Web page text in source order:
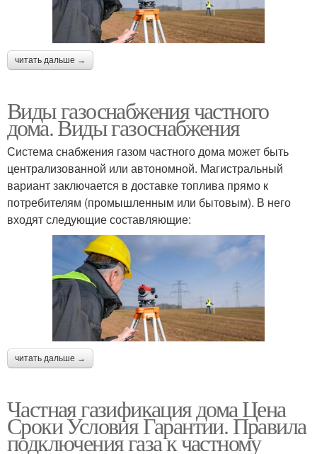
читать дальше →
Виды газоснабжения частного
дома. Виды газоснабжения
Система снабжения газом частного дома может быть
централизованной или автономной. Магистральный
вариант заключается в доставке топлива прямо к
потребителям (промышленным или бытовым). В него
входят следующие составляющие:
читать дальше →
Частная газификация дома Цена
Сроки Условия Гарантии. Правила
подключения газа к частному